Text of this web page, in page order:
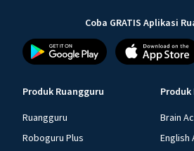
Coba GRATIS Aplikasi
Produk Ruangguru
Ruangguru
Roboguru Plus
Produk
Brain
English